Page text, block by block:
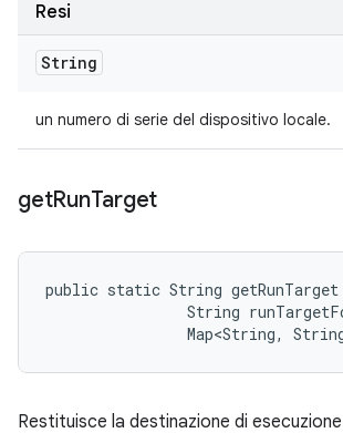
Resi
String
un numero di serie del dispositivo locale.
getRunTarget
public static String
String
Map<String,
Restituisce la destinazione di